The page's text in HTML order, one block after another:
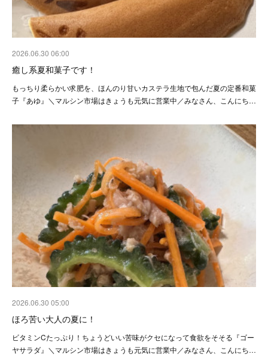
2026.06.30 06:00
癒し系夏和菓子です！
もっちり柔らかい求肥を、ほんのり甘いカステラ生地で包んだ夏の定番和菓
子『あゆ』＼マルシン市場はきょうも元気に営業中／みなさん、こんにち…
2026.06.30 05:00
ほろ苦い大人の夏に！
ビタミンCたっぷり！ちょうどいい苦味がクセになって食欲をそそる『ゴー
ヤサラダ』＼マルシン市場はきょうも元気に営業中／みなさん、こんにち…